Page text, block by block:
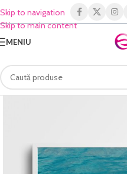
Skip to navigation
Skip to main content
MENIU